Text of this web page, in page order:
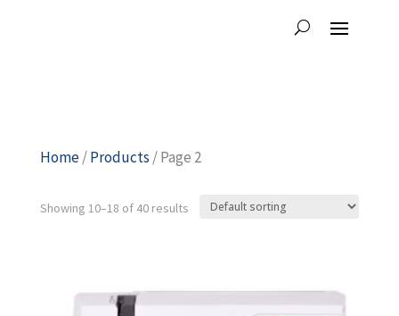
Home/Products / Page 2
Showing 10–18 of 40 results